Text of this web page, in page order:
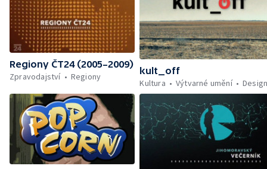
Regiony ČT24 (2005–2009)
Zpravodajství
Regiony
kult_off
Kultura
Výtvarné umění